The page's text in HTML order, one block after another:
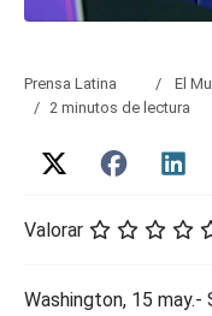
Prensa Latina El
2 minutos de lectura
Valorar
Washington, 15